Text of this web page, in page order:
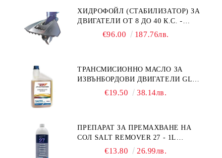
ХИДРОФОЙЛ (СТАБИЛИЗАТОР) ЗА
ДВИГАТЕЛИ ОТ 8 ДО 40 К.С. -
УНИВЕРСАЛЕН SE SPORT 200
€96.00 187.76лв.
ТРАНСМИСИОННО МАСЛО ЗА
ИЗВЪНБОРДОВИ ДВИГАТЕЛИ GL4
HONDA MARINE 08251-999-102PRO
€19.50 38.14лв.
ПРЕПАРАТ ЗА ПРЕМАХВАНЕ НА
СОЛ SALT REMOVER 27 - 1L
NAUTIC CLEAN
€13.80 26.99лв.